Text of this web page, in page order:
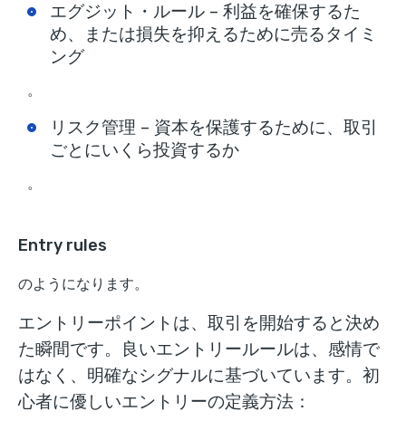
エグジット・ルール – 利益を確保するた
め、または損失を抑えるために売るタイミ
ング
。
リスク管理 – 資本を保護するために、取引
ごとにいくら投資するか
。
Entry rules
のようになります。
エントリーポイントは、取引を開始すると決め
た瞬間です。良いエントリールールは、感情で
はなく、明確なシグナルに基づいています。初
心者に優しいエントリーの定義方法：